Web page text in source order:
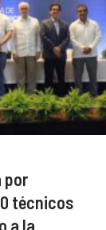
por
técnicos
a la